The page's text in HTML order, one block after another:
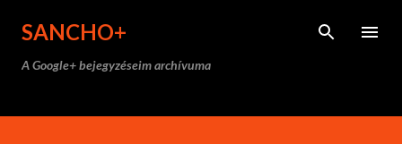
SANCHO+
A Google+ bejegyzéseim archívuma